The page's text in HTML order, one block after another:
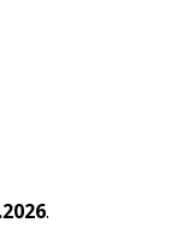
.